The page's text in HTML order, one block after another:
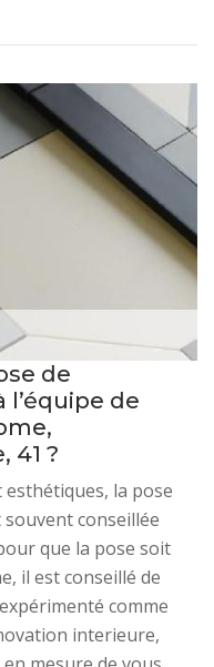
de
l’équipe de
41 ?
la pose
souvent conseillée
que la pose soit
il est conseillé de
comme
interieure,